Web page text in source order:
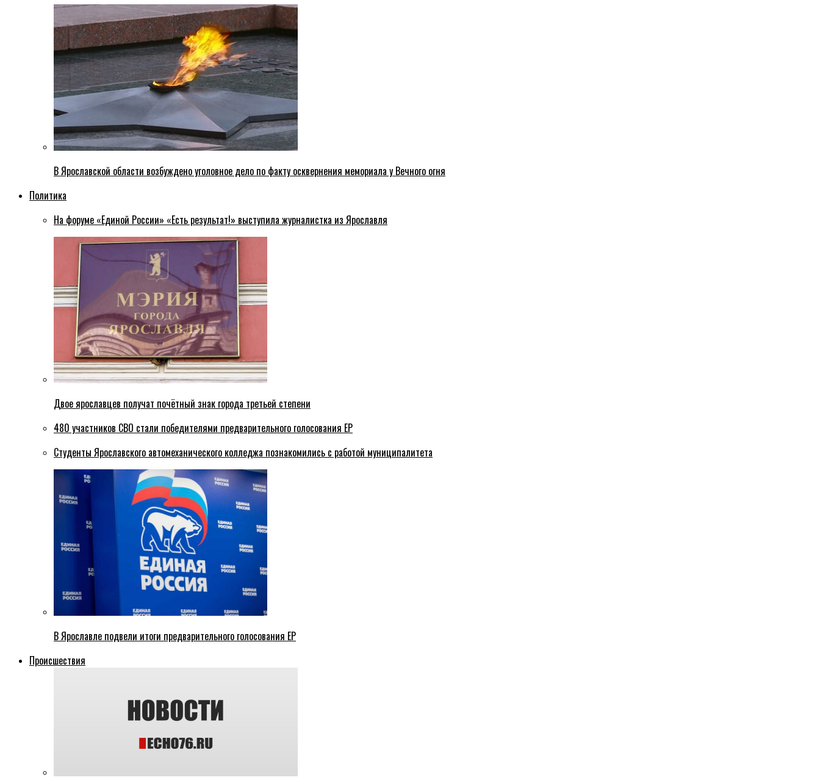
В Ярославской области возбуждено уголовное дело по факту осквернения мемориала у Вечного огня
Политика
На форуме «Единой России» «Есть результат!» выступила журналистка из Ярославля
Двое ярославцев получат почётный знак города третьей степени
480 участников СВО стали победителями предварительного голосования ЕР
Студенты Ярославского автомеханического колледжа познакомились с работой муниципалитета
В Ярославле подвели итоги предварительного голосования ЕР
Происшествия